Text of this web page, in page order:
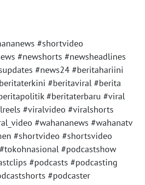
#shortvideo
#newshorts #newsheadlines
#news24 #beritahariini
#beritaviral #berita
#beritaterbaru #viral
#viralvideo #viralshorts
#wahananews #wahanatv
#shortvideo #shortsvideo
#podcastshow
#podcasts #podcasting
#podcaster